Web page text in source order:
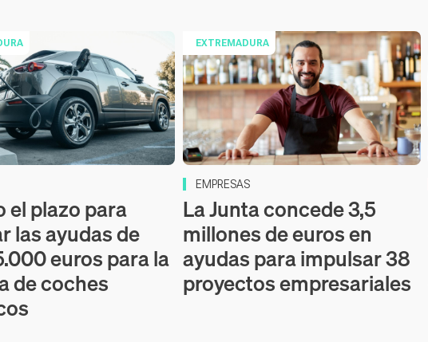
el plazo para
las ayudas de
euros para la
de coches
EXTREMADURA
EMPRESAS
La Junta concede 3,5
millones de euros en
ayudas para impulsar 38
proyectos empresariales